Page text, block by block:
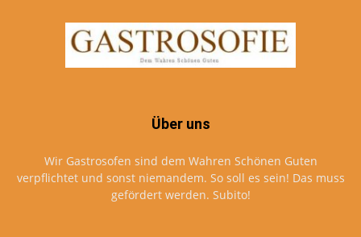
Über uns
Wir Gastrosofen sind dem Wahren Schönen Guten
verpflichtet und sonst niemandem. So soll es sein! Das muss
gefördert werden. Subito!